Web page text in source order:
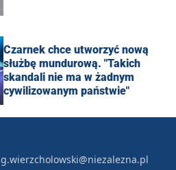
Czarnek chce utworzyć nową
służbę mundurową. "Takich
skandali nie ma w żadnym
cywilizowanym państwie"
g.wierzcholowski@niezalezna.pl